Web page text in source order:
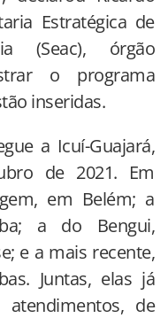
Estratégica de
(Seac), órgão
o programa
inseridas.
a Icuí-Guajará,
de 2021. Em
em Belém; a
a do Bengui,
e a mais recente,
Juntas, elas já
de